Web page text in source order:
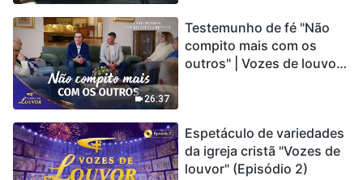
catástrofes ccontecem, a
humanidade está
entrando em contagem
26:37
Testemunho de fé "Não
compito mais com os
outros" | Vozes de louvor
Espetáculo de variedades
da igreja cristã "Vozes de
louvor" (Episódio 2)